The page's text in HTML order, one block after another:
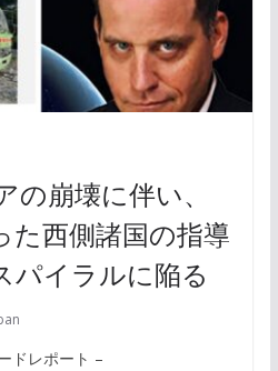
崩壊に伴い、
た西側諸国の指導
パイラルに陥る
ドレポート –